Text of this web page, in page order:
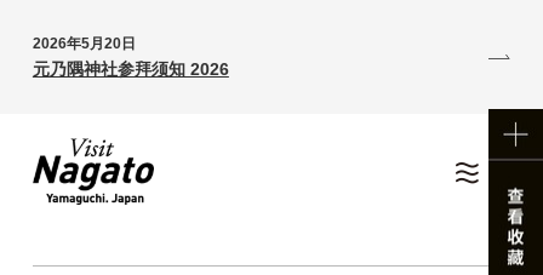
2026年5月20日
元乃隅神社参拜须知 2026